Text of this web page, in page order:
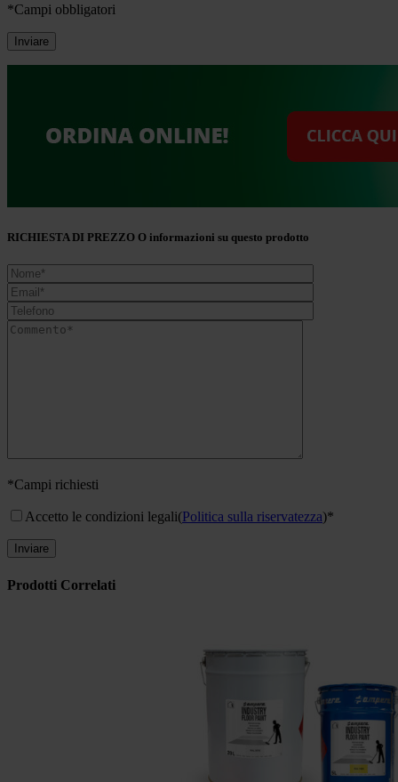
*Campi obbligatori
RICHIESTA DI PREZZO O informazioni su questo prodotto
*Campi richiesti
Accetto le condizioni legali(Politica sulla riservatezza)*
Prodotti Correlati